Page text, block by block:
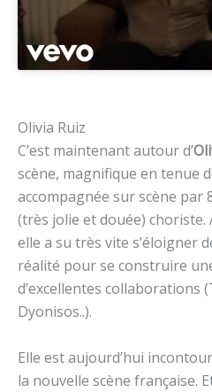
Olivia Ruiz
C’est maintenant autour d’
scène, magnifique en tenue
accompagnée sur scène par
(très jolie et douée) choriste.
elle a su très vite s’éloigner
réalité pour se construire
d’excellentes collaborations
Dyonisos..).
Elle est aujourd’hui
la nouvelle scène française.